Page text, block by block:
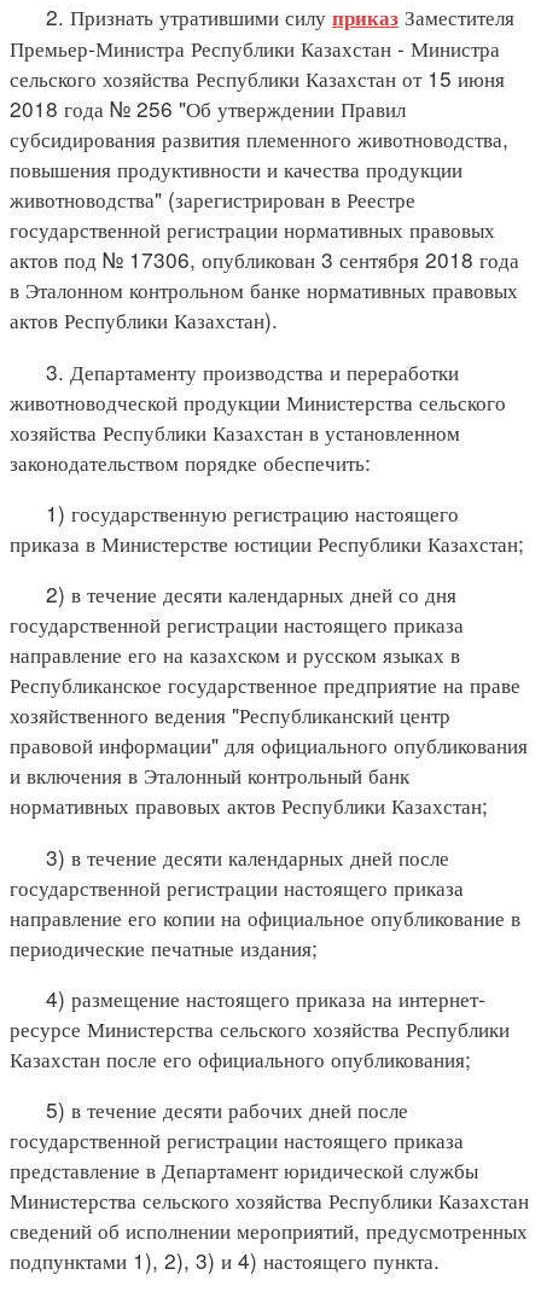
2. Признать утратившими силу приказ Заместителя
Премьер-Министра Республики Казахстан - Министра
сельского хозяйства Республики Казахстан от 15 июня
2018 года № 256 "Об утверждении Правил
субсидирования развития племенного животноводства,
повышения продуктивности и качества продукции
животноводства" (зарегистрирован в Реестре
государственной регистрации нормативных правовых
актов под № 17306, опубликован 3 сентября 2018 года
в Эталонном контрольном банке нормативных правовых
актов Республики Казахстан).
3. Департаменту производства и переработки
животноводческой продукции Министерства сельского
хозяйства Республики Казахстан в установленном
законодательством порядке обеспечить:
1) государственную регистрацию настоящего
приказа в Министерстве юстиции Республики Казахстан;
2) в течение десяти календарных дней со дня
государственной регистрации настоящего приказа
направление его на казахском и русском языках в
Республиканское государственное предприятие на праве
хозяйственного ведения "Республиканский центр
правовой информации" для официального опубликования
и включения в Эталонный контрольный банк
нормативных правовых актов Республики Казахстан;
3) в течение десяти календарных дней после
государственной регистрации настоящего приказа
направление его копии на официальное опубликование в
периодические печатные издания;
4) размещение настоящего приказа на интернет-
ресурсе Министерства сельского хозяйства Республики
Казахстан после его официального опубликования;
5) в течение десяти рабочих дней после
государственной регистрации настоящего приказа
представление в Департамент юридической службы
Министерства сельского хозяйства Республики Казахстан
сведений об исполнении мероприятий, предусмотренных
подпунктами 1), 2), 3) и 4) настоящего пункта.